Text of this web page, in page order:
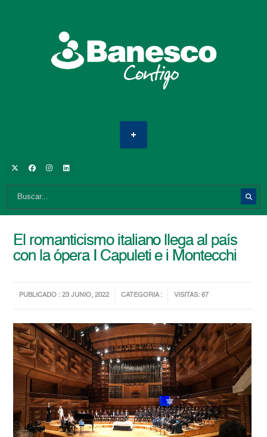
El romanticismo italiano llega al país
con la ópera I Capuleti e i Montecchi
PUBLICADO : 23 JUNIO, 2022 CATEGORIA : VISITAS: 67